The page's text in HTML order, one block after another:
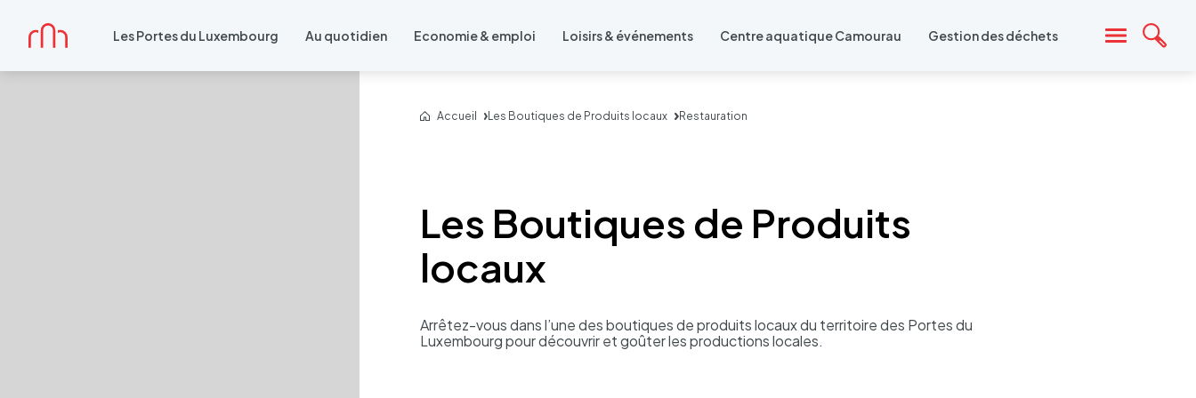
MENU
Accueil Les Portes du Luxembourg Au quotidien Economie & emploi Loisirs & événements Centre aquatique Camourau Gestion des déchets
Accueil Les Boutiques de Produits locaux Restauration
Les Boutiques de Produits
locaux
Arrê­tez-vous dans l’une des boutiques de produits locaux du terri­toire des Portes du
Luxem­bourg pour décou­vrir et goûter les produc­tions locales.